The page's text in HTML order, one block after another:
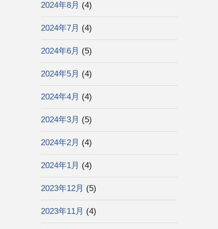
2024年8月 (4)
2024年7月 (4)
2024年6月 (5)
2024年5月 (4)
2024年4月 (4)
2024年3月 (5)
2024年2月 (4)
2024年1月 (4)
2023年12月 (5)
2023年11月 (4)